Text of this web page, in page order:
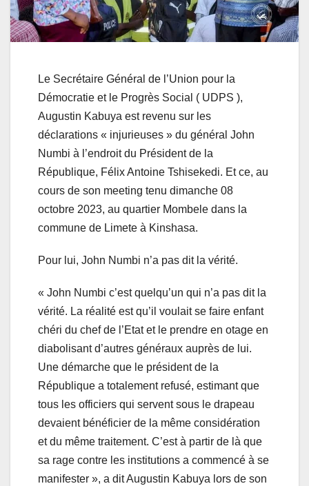
Le Secrétaire Général de l’Union pour la
Démocratie et le Progrès Social ( UDPS ),
Augustin Kabuya est revenu sur les
déclarations « injurieuses » du général John
Numbi à l’endroit du Président de la
République, Félix Antoine Tshisekedi. Et ce, au
cours de son meeting tenu dimanche 08
octobre 2023, au quartier Mombele dans la
commune de Limete à Kinshasa.
Pour lui, John Numbi n’a pas dit la vérité.
« John Numbi c’est quelqu’un qui n’a pas dit la
vérité. La réalité est qu’il voulait se faire enfant
chéri du chef de l’Etat et le prendre en otage en
diabolisant d’autres généraux auprès de lui.
Une démarche que le président de la
République a totalement refusé, estimant que
tous les officiers qui servent sous le drapeau
devaient bénéficier de la même considération
et du même traitement. C’est à partir de là que
sa rage contre les institutions a commencé à se
manifester », a dit Augustin Kabuya lors de son